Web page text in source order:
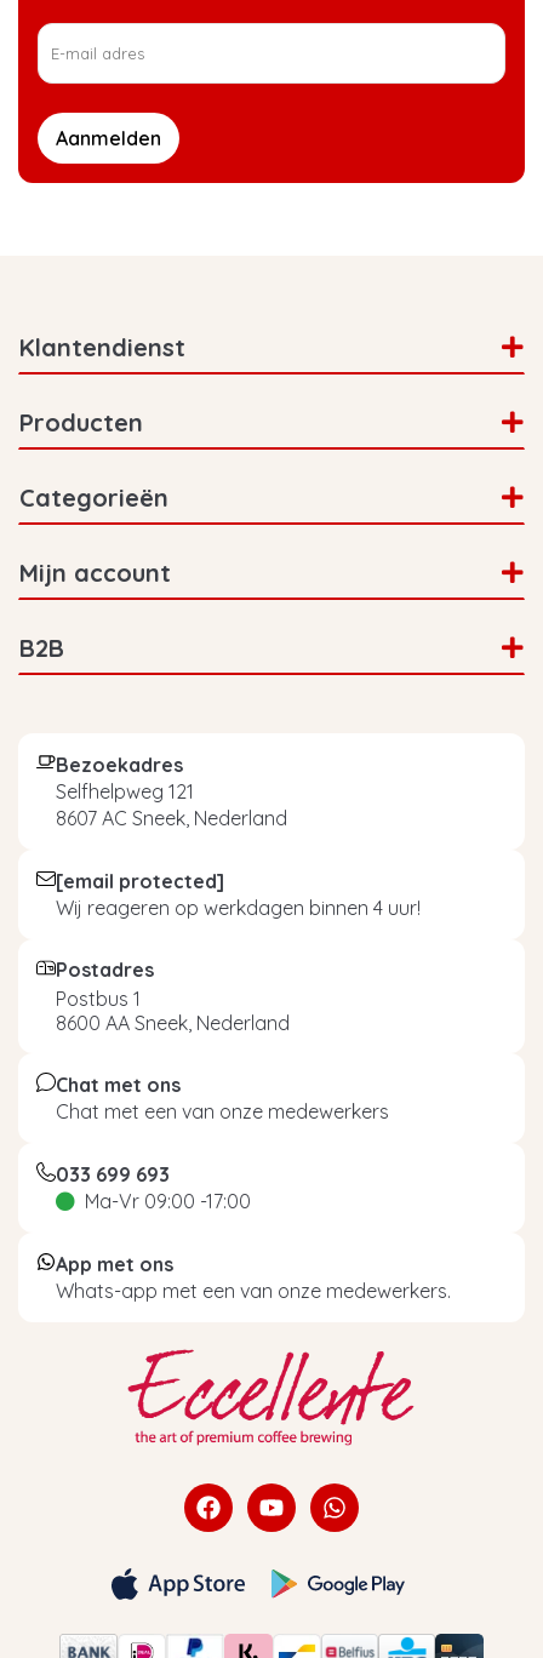
Aanmelden
Klantendienst
Producten
Categorieën
Mijn account
B2B
Bezoekadres
Selfhelpweg 121
8607 AC Sneek, Nederland
[email protected]
Wij reageren op werkdagen binnen 4 uur!
Postadres
Postbus 1
8600 AA Sneek, Nederland
Chat met ons
Chat met een van onze medewerkers
033 699 693
Ma-Vr 09:00 -17:00
App met ons
Whats-app met een van onze medewerkers.